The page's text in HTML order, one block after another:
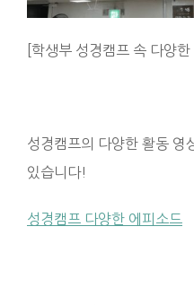
[학생부 성경캠프 속 다양한
성경캠프의 다양한 활동 영
있습니다!
성경캠프 다양한 에피소드